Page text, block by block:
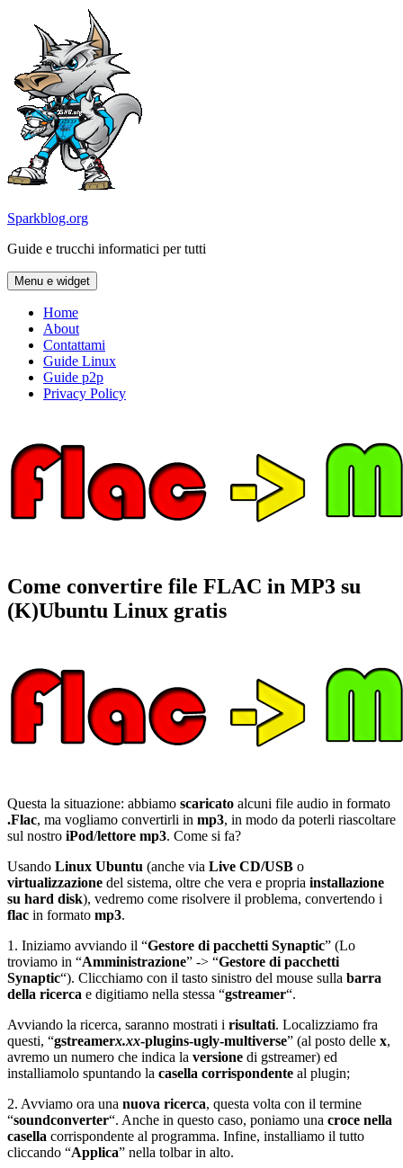
contenuto
Sparkblog.org
Guide e trucchi informatici per tutti
Menu e widget
Home
About
Contattami
Guide Linux
Guide p2p
Privacy Policy
Come convertire file FLAC in MP3 su
(K)Ubuntu Linux gratis
Questa la situazione: abbiamo scaricato alcuni file audio in formato
.Flac, ma vogliamo convertirli in mp3, in modo da poterli riascoltare
sul nostro iPod/lettore mp3. Come si fa?
Usando Linux Ubuntu (anche via Live CD/USB o
virtualizzazione del sistema, oltre che vera e propria installazione
su hard disk), vedremo come risolvere il problema, convertendo i
flac in formato mp3.
1. Iniziamo avviando il “Gestore di pacchetti Synaptic” (Lo
troviamo in “Amministrazione” -> “Gestore di pacchetti
Synaptic“). Clicchiamo con il tasto sinistro del mouse sulla barra
della ricerca e digitiamo nella stessa “gstreamer“.
Avviando la ricerca, saranno mostrati i risultati. Localizziamo fra
questi, “gstreamerx.xx-plugins-ugly-multiverse” (al posto delle x,
avremo un numero che indica la versione di gstreamer) ed
installiamolo spuntando la casella corrispondente al plugin;
2. Avviamo ora una nuova ricerca, questa volta con il termine
“soundconverter“. Anche in questo caso, poniamo una croce nella
casella corrispondente al programma. Infine, installiamo il tutto
cliccando “Applica” nella tolbar in alto.